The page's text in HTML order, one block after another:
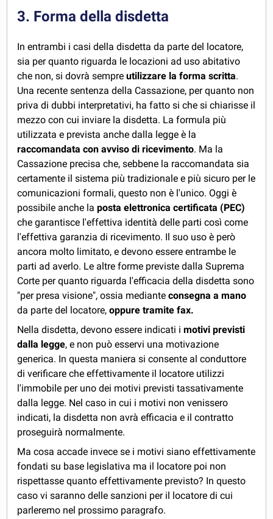
3. Forma della disdetta
In entrambi i casi della disdetta da parte del locatore,
sia per quanto riguarda le locazioni ad uso abitativo
che non, si dovrà sempreutilizzare la forma scritta.
Una recente sentenza della Cassazione, per quanto non
priva di dubbi interpretativi, ha fatto si che si chiarisse il
mezzo con cui inviare la disdetta. La formula più
utilizzata e prevista anche dalla legge è la
raccomandata con avviso di ricevimento. Ma la
Cassazione precisa che, sebbene la raccomandata sia
certamente il sistema più tradizionale e più sicuro per le
comunicazioni formali, questo non è l'unico. Oggi è
possibile anche laposta elettronica certificata (PEC)
che garantisce l'effettiva identità delle parti così come
l'effettiva garanzia di ricevimento. Il suo uso è però
ancora molto limitato, e devono essere entrambe le
parti ad averlo. Le altre forme previste dalla Suprema
Corte per quanto riguarda l'efficacia della disdetta sono
"per presa visione", ossia medianteconsegna a mano
da parte del locatore,oppure tramite fax.
Nella disdetta, devono essere indicati imotivi previsti
dalla legge, e non può esservi una motivazione
generica. In questa maniera si consente al conduttore
di verificare che effettivamente il locatore utilizzi
l'immobile per uno dei motivi previsti tassativamente
dalla legge. Nel caso in cui i motivi non venissero
indicati, la disdetta non avrà efficacia e il contratto
proseguirà normalmente.
Ma cosa accade invece se i motivi siano effettivamente
fondati su base legislativa ma il locatore poi non
rispettasse quanto effettivamente previsto? In questo
caso vi saranno delle sanzioni per il locatore di cui
parleremo nel prossimo paragrafo.